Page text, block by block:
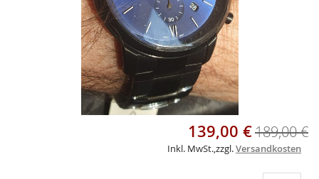
Sonderangebot
139,00 €189,00 €
Inkl. MwSt.,zzgl.Versandkosten